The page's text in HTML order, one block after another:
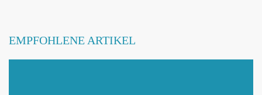
EMPFOHLENE ARTIKEL